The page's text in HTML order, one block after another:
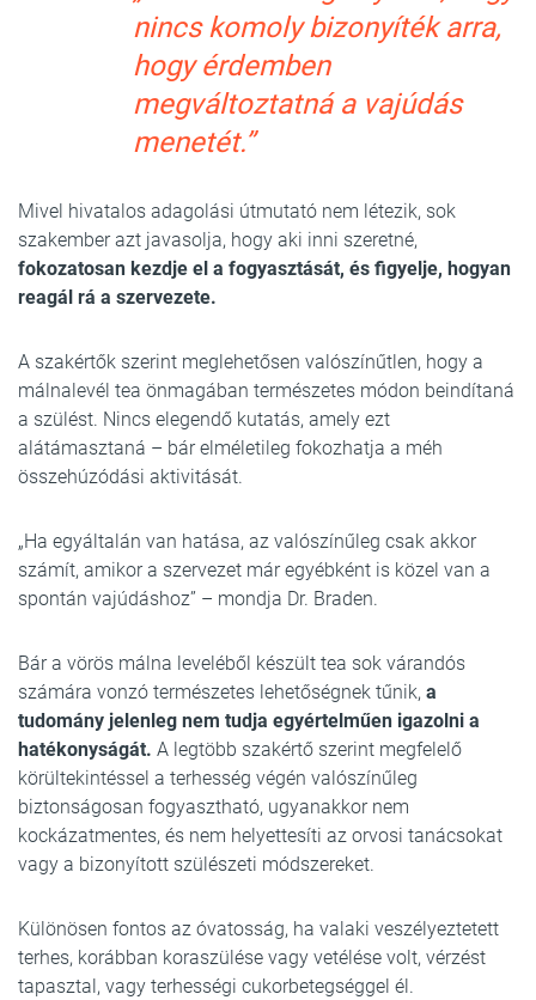
nincs komoly bizonyíték arra,
hogy érdemben
megváltoztatná a vajúdás
menetét.”
Mivel hivatalos adagolási útmutató nem létezik, sok
szakember azt javasolja, hogy aki inni szeretné,
fokozatosan kezdje el a fogyasztását, és figyelje, hogyan
reagál rá a szervezete.
A szakértők szerint meglehetősen valószínűtlen, hogy a
málnalevél tea önmagában természetes módon beindítaná
a szülést. Nincs elegendő kutatás, amely ezt
alátámasztaná – bár elméletileg fokozhatja a méh
összehúzódási aktivitását.
„Ha egyáltalán van hatása, az valószínűleg csak akkor
számít, amikor a szervezet már egyébként is közel van a
spontán vajúdáshoz” – mondja Dr. Braden.
Bár a vörös málna leveléből készült tea sok várandós
számára vonzó természetes lehetőségnek tűnik, a
tudomány jelenleg nem tudja egyértelműen igazolni a
hatékonyságát. A legtöbb szakértő szerint megfelelő
körültekintéssel a terhesség végén valószínűleg
biztonságosan fogyasztható, ugyanakkor nem
kockázatmentes, és nem helyettesíti az orvosi tanácsokat
vagy a bizonyított szülészeti módszereket.
Különösen fontos az óvatosság, ha valaki veszélyeztetett
terhes, korábban koraszülése vagy vetélése volt, vérzést
tapasztal, vagy terhességi cukorbetegséggel él.